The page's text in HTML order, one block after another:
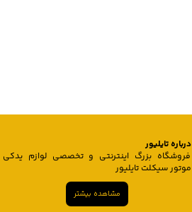
درباره تایلیور
فروشگاه بزرگ اینترنتی و تخصصی لوازم یدکی
موتور سیکلت تایلیور
مشاهده بیشتر